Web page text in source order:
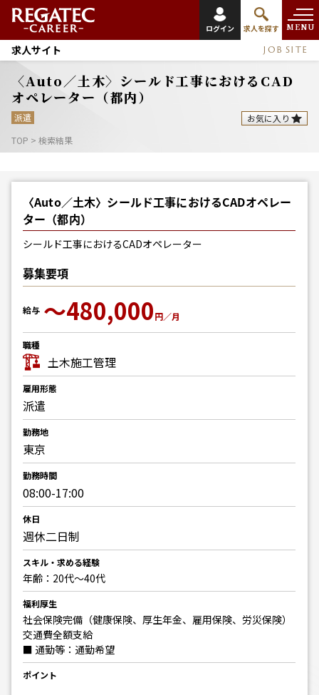
ログイン 求人を探す MENU
求人サイト JOB SITE
〈Auto／土木〉シールド工事におけるCAD
オペレーター（都内）
派遣
お気に入り
TOP > 検索結果
〈Auto／土木〉シールド工事におけるCADオペレー
ター（都内）
シールド工事におけるCADオペレーター
募集要項
給与 〜480,000円／月
職種
土木施工管理
雇用形態
派遣
勤務地
東京
勤務時間
08:00-17:00
休日
週休二日制
スキル・求める経験
年齢：20代～40代
福利厚生
社会保険完備（健康保険、厚生年金、雇用保険、労災保険）
交通費全額支給
■ 通勤等：通勤希望
ポイント